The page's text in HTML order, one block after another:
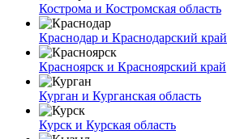
Кострома и Костромская область
Краснодар и Краснодарский край
Красноярск и Красноярский край
Курган и Курганская область
Курск и Курская область